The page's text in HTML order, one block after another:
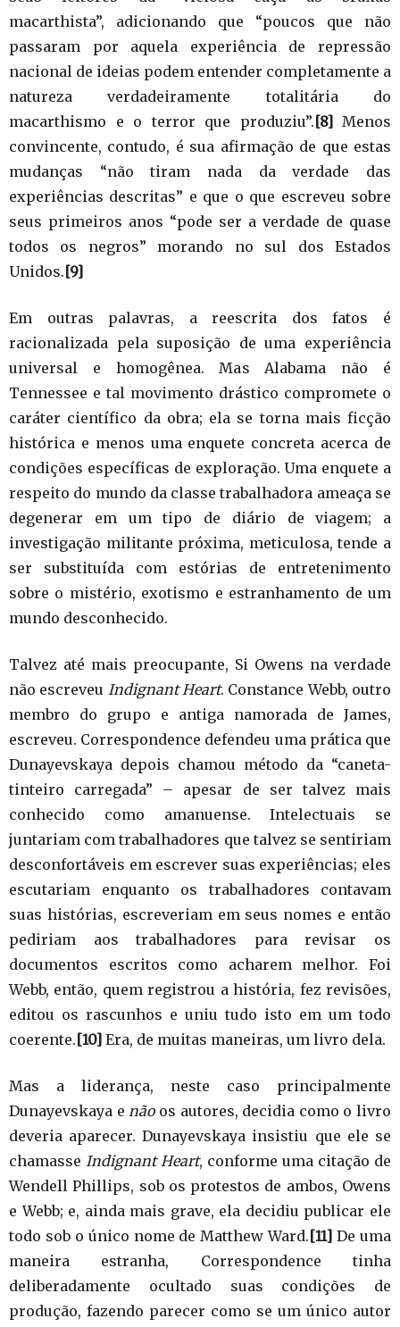
macarthista”, adicionando que “poucos que não
passaram por aquela experiência de repressão
nacional de ideias podem entender completamente a
natureza verdadeiramente totalitária do
macarthismo e o terror que produziu”. [8]
Menos
convincente, contudo, é sua afirmação de que estas
mudanças “não tiram nada da verdade das
experiências descritas” e que o que escreveu sobre
seus primeiros anos “pode ser a verdade de quase
todos os negros” morando no sul dos Estados
Unidos. [9]
Em outras palavras, a reescrita dos fatos é
racionalizada pela suposição de uma experiência
universal e homogênea. Mas Alabama não é
Tennessee e tal movimento drástico compromete o
caráter científico da obra; ela se torna mais ficção
histórica e menos uma enquete concreta acerca de
condições específicas de exploração. Uma enquete a
respeito do mundo da classe trabalhadora ameaça se
degenerar em um tipo de diário de viagem; a
investigação militante próxima, meticulosa, tende a
ser substituída com estórias de entretenimento
sobre o mistério, exotismo e estranhamento de um
mundo desconhecido.
Talvez até mais preocupante, Si Owens na verdade
não escreveu Indignant Heart. Constance Webb, outro
membro do grupo e antiga namorada de James,
escreveu. Correspondence defendeu uma prática que
Dunayevskaya depois chamou método da “caneta-
tinteiro carregada” – apesar de ser talvez mais
conhecido como amanuense. Intelectuais se
juntariam com trabalhadores que talvez se sentiriam
desconfortáveis em escrever suas experiências; eles
escutariam enquanto os trabalhadores contavam
suas histórias, escreveriam em seus nomes e então
pediriam aos trabalhadores para revisar os
documentos escritos como acharem melhor. Foi
Webb, então, quem registrou a história, fez revisões,
editou os rascunhos e uniu tudo isto em um todo
coerente. [10] Era, de muitas maneiras, um livro dela.
Mas a liderança, neste caso principalmente
Dunayevskaya enãoos autores, decidia como o livro
deveria aparecer. Dunayevskaya insistiu que ele se
chamasse Indignant Heart, conforme uma citação de
Wendell Phillips, sob os protestos de ambos, Owens
e Webb; e, ainda mais grave, ela decidiu publicar ele
todo sob o único nome de Matthew Ward. [11] De uma
maneira estranha, Correspondence tinha
deliberadamente ocultado suas condições de
produção, fazendo parecer como se um único autor